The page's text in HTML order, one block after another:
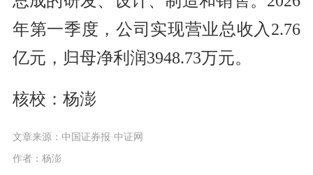
年第一季度，公司实现营业总收入2.76
亿元，归母净利润3948.73万元。
核校：杨澎
文章来源：中国证券报·中证网
作者：杨澎